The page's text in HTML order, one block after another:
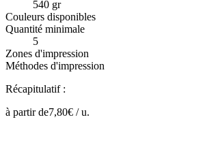
540 gr
Couleurs disponibles
Quantité minimale
5
Zones d'impression
Méthodes d'impression
Récapitulatif :
à partir de7,80€ /u.